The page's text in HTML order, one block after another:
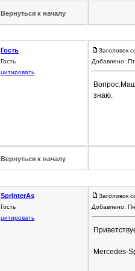
Вернуться к началу
Гость
Гость
цитировать
Заголовок
Добавлено:
знаю.
Вернуться к началу
SprinterAs
Гость
цитировать
Заголовок
Добавлено:
Mercedes-